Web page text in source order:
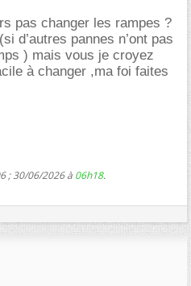
pas changer les rampes ?
d’autres pannes n’ont pas
) mais vous je croyez
à changer ,ma foi faites
; 30/06/2026 à 06h18.